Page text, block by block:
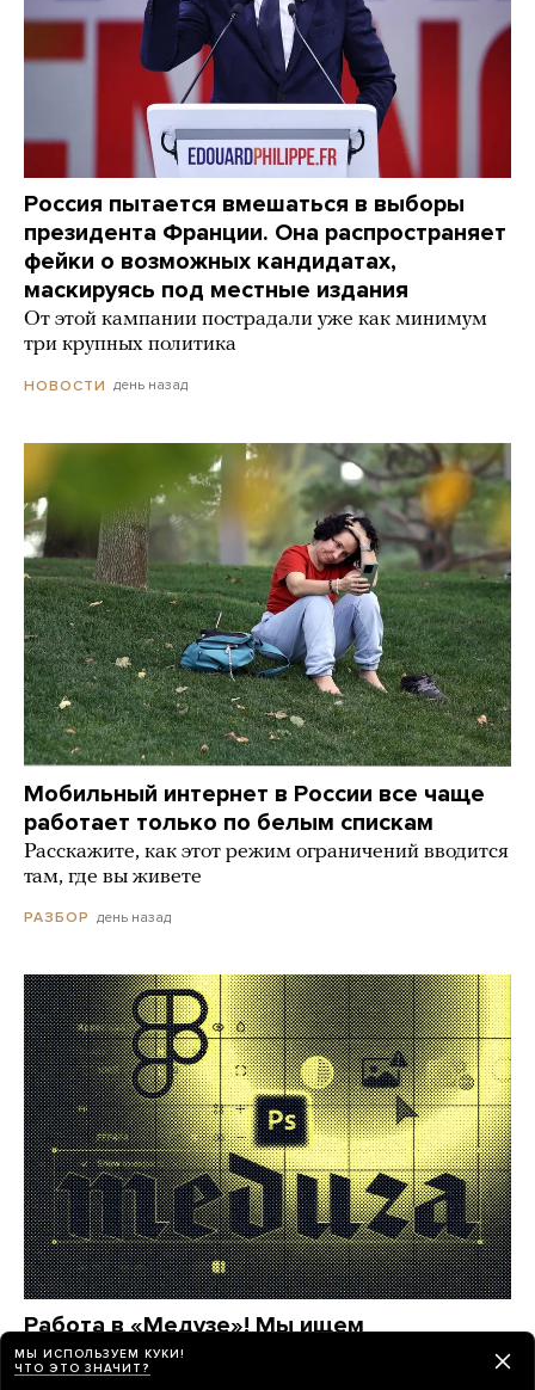
Россия пытается вмешаться в выборы
президента Франции. Она распространяет
фейки о возможных кандидатах,
маскируясь под местные издания
От этой кампании пострадали уже как минимум
три крупных политика
НОВОСТИ день назад
Мобильный интернет в России все чаще
работает только по белым спискам
Расскажите, как этот режим ограничений вводится
там, где вы живете
РАЗБОР день назад
Работа в «Медузе»! Мы ищем
фоторедактора
МЫ ИСПОЛЬЗУЕМ КУКИ!
ЧТО ЭТО ЗНАЧИТ?